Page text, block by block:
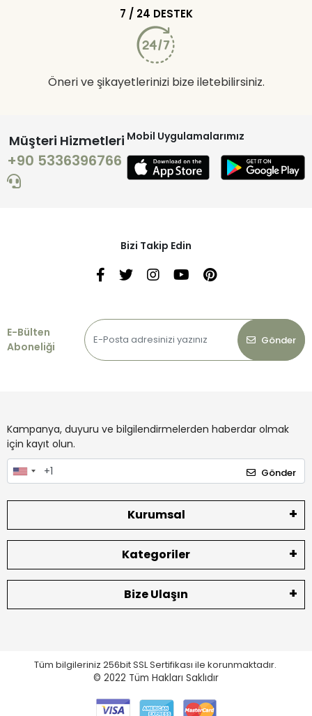
7 / 24 DESTEK
Öneri ve şikayetlerinizi bize iletebilirsiniz.
Müşteri Hizmetleri
+90 5336396766
Mobil Uygulamalarımız
Bizi Takip Edin
E-Bülten
Aboneliği
Gönder
Kampanya, duyuru ve bilgilendirmelerden haberdar olmak
için kayıt olun.
Gönder
Kurumsal
Kategoriler
Bize Ulaşın
Tüm bilgileriniz 256bit SSL Sertifikası ile korunmaktadır.
© 2022 Tüm Hakları Saklıdır